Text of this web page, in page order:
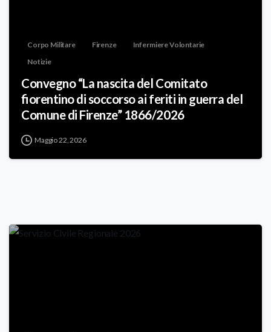
Corpo Militare Firenze
Infermiere Volontarie
Notizie
Convegno “La nascita del Comitato
fiorentino di soccorso ai feriti in guerra del
Comune di Firenze” 1866/2026
Maggio 22, 2026